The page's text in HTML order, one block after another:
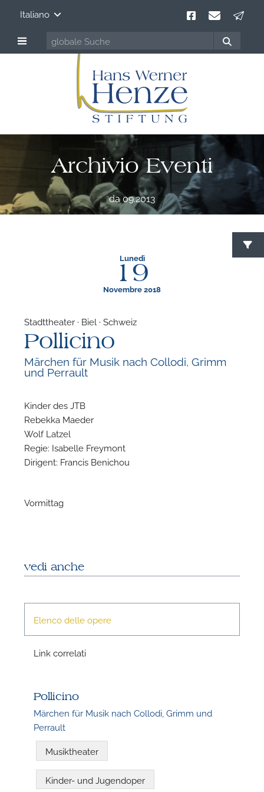
Italiano
Archivio Eventi
da 09.2013
Lunedì
19
Novembre 2018
Stadttheater · Biel · Schweiz
Pollicino
Märchen für Musik nach Collodi, Grimm
und Perrault
Kinder des JTB
Rebekka Maeder
Wolf Latzel
Regie: Isabelle Freymont
Dirigent: Francis Benichou
Vormittag
vedi anche
Elenco delle opere
Link correlati
Pollicino
Märchen für Musik nach Collodi, Grimm und
Perrault
Musiktheater
Kinder- und Jugendoper